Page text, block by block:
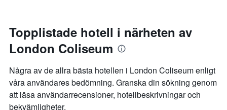
axel
som
visar
veckodagarna.
Diagrammet
har
1
Y-
Topplistade hotell i närheten av
London Coliseum
Några av de allra bästa hotellen i London Coliseum enligt
våra användares bedömning. Granska din sökning genom
att läsa användarrecensioner, hotellbeskrivningar och
bekvämligheter.